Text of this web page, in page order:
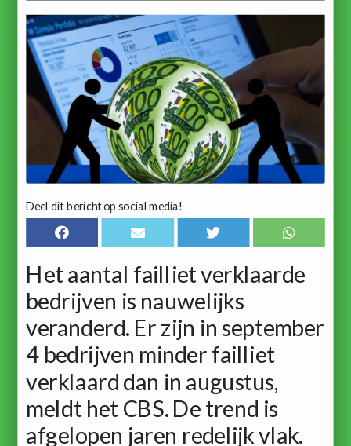
Deel dit bericht op social media!
Het aantal failliet verklaarde
bedrijven is nauwelijks
veranderd. Er zijn in september
4 bedrijven minder failliet
verklaard dan in augustus,
meldt het CBS. De trend is
afgelopen jaren redelijk vlak.